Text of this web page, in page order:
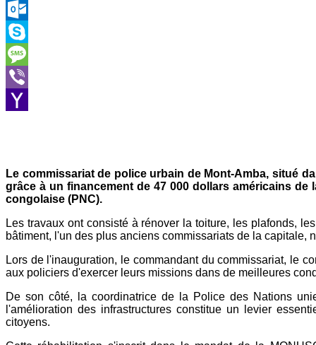
LinkedIn
Outlook.com
Skype
Message
Viber
Le commissariat de police urbain de Mont-Amba, situé
grâce à un financement de 47 000 dollars américains
congolaise (PNC).
Les travaux ont consisté à rénover la toiture, les plafonds,
bâtiment, l'un des plus anciens commissariats de la
Lors de l'inauguration, le commandant du commissariat, le
aux policiers d'exercer leurs missions dans de meilleures
De son côté, la coordinatrice de la Police des Nations
l'amélioration des infrastructures constitue un levier
citoyens.